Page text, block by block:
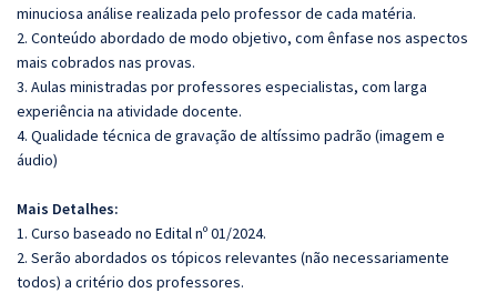
minuciosa análise realizada pelo professor de cada matéria.
2. Conteúdo abordado de modo objetivo, com ênfase nos aspectos
mais cobrados nas provas.
3. Aulas ministradas por professores especialistas, com larga
experiência na atividade docente.
4. Qualidade técnica de gravação de altíssimo padrão (imagem e
áudio)
Mais Detalhes:
1. Curso baseado no Edital nº 01/2024.
2. Serão abordados os tópicos relevantes (não necessariamente
todos) a critério dos professores.